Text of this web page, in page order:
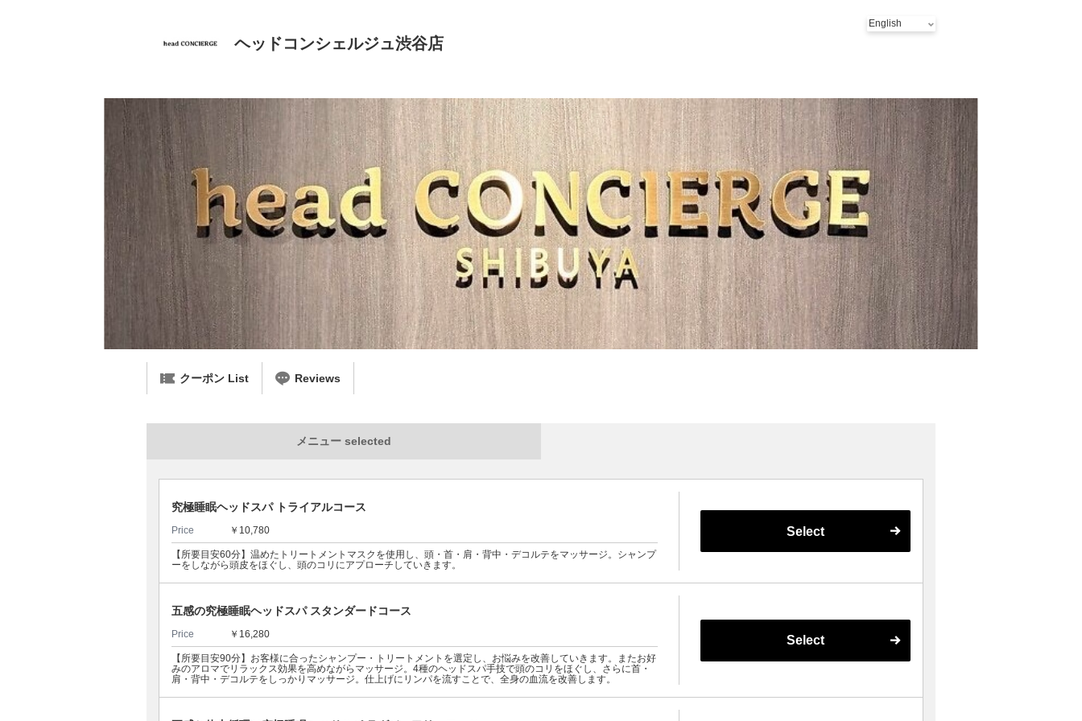
ヘッドコンシェルジュ渋谷店
クーポン List Reviews
メニュー selected
究極睡眠ヘッドスパ トライアルコース
Price ￥10,780
【所要目安60分】温めたトリートメントマスクを使用し、頭・首・肩・背中・デコルテをマッサージ。シャンプ
ーをしながら頭皮をほぐし、頭のコリにアプローチしていきます。
Select
五感の究極睡眠ヘッドスパ スタンダードコース
Price ￥16,280
【所要目安90分】お客様に合ったシャンプー・トリートメントを選定し、お悩みを改善していきます。またお好
みのアロマでリラックス効果を高めながらマッサージ。4種のヘッドスパ手技で頭のコリをほぐし、さらに首・
肩・背中・デコルテをしっかりマッサージ。仕上げにリンパを流すことで、全身の血流を改善します。
Select